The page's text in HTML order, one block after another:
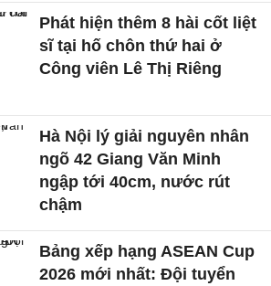
Phát hiện thêm 8 hài cốt liệt
sĩ tại hố chôn thứ hai ở
Công viên Lê Thị Riêng
Hà Nội lý giải nguyên nhân
ngõ 42 Giang Văn Minh
ngập tới 40cm, nước rút
chậm
Bảng xếp hạng ASEAN Cup
2026 mới nhất: Đội tuyển